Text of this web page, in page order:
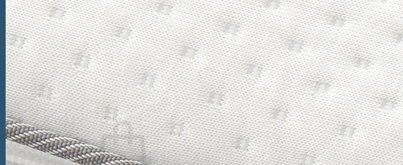
Topper Saltea Deluxe
Topper Saltea Prestige
Perne
Pilote
Caută
după: